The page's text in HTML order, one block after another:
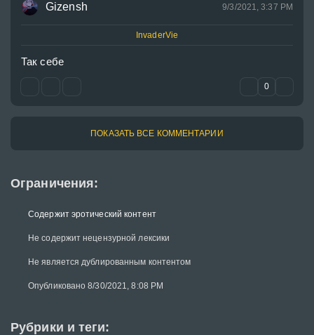
Ограничения:
Содержит эротический контент
Не содержит нецензурной лексики
Не является дублированным контентом
Опубликовано 8/30/2021, 8:08 PM
Рубрики и теги:
Gizensh 9/3/2021, 3:37 PM
InvaderVie
Так себе
0
ПОКАЗАТЬ ВСЕ КОММЕНТАРИИ